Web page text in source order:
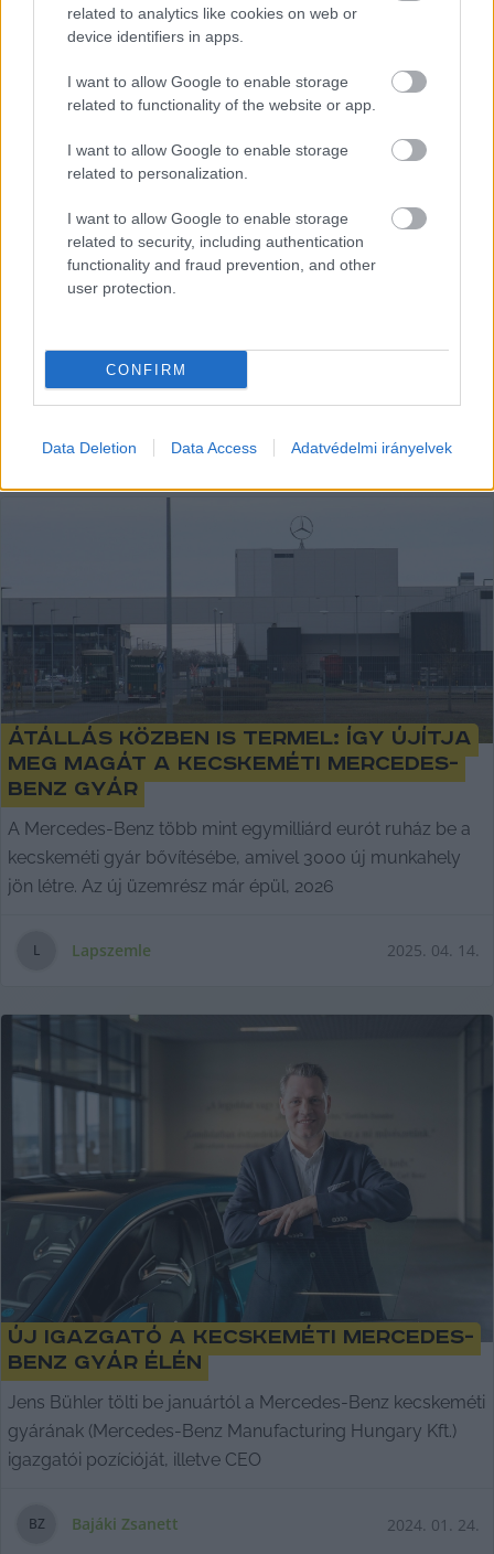
related to analytics like cookies on web or
device identifiers in apps.
I want to allow Google to enable storage
related to functionality of the website or app.
I want to allow Google to enable storage
related to personalization.
I want to allow Google to enable storage
related to security, including authentication
functionality and fraud prevention, and other
user protection.
CONFIRM
Data Deletion Data Access Adatvédelmi irányelvek
Lapszemle
Lépj be a beszélgetéshez és hogy jobban megismerjük
Átállás közben is termel: így újítja
meg magát a kecskeméti Mercedes-
Benz gyár
A Mercedes-Benz több mint egymilliárd eurót ruház be a
kecskeméti gyár bővítésébe, amivel 3000 új munkahely
jön létre. Az új üzemrész már épül, 2026
L Lapszemle 2025. 04. 14.
Új igazgató a kecskeméti Mercedes-
Benz gyár élén
Jens Bühler tölti be januártól a Mercedes-Benz kecskeméti
gyárának (Mercedes-Benz Manufacturing Hungary Kft.)
igazgatói pozícióját, illetve CEO
BZ Bajáki Zsanett 2024. 01. 24.